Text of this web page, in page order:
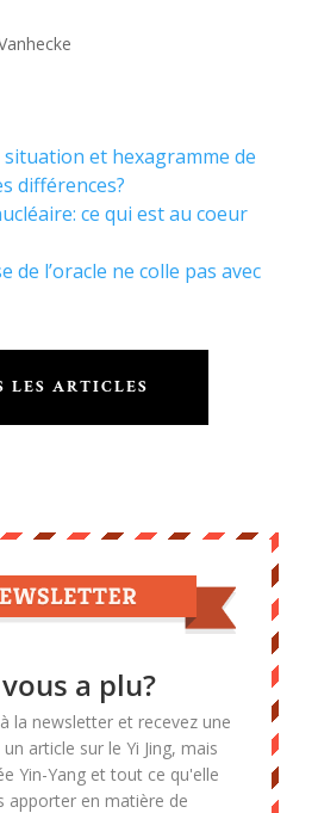
situation et hexagramme de
différences?
ce qui est au coeur
de l’oracle ne colle pas avec
LES ARTICLES
a plu?
la newsletter et recevez une
article sur le Yi Jing, mais
Yin-Yang et tout ce qu'elle
apporter en matière de